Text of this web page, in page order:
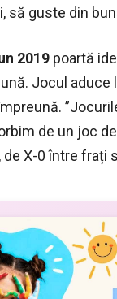
să guste din
2019 poartă
Jocul
de un joc
X-0 între frați